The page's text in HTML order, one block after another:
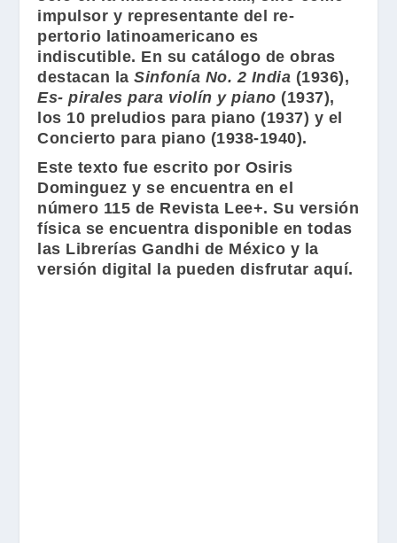
impulsor y representante del re-
pertorio latinoamericano es
indiscutible. En su catálogo de obras
destacan laSinfonía No. 2 India (1936),
Es- pirales para violín y piano (1937),
los 10 preludios para piano (1937) y el
Concierto para piano (1938-1940).
Este texto fue escrito por Osiris
Dominguez y se encuentra en el
número 115 de Revista Lee+. Su versión
física se encuentra disponible en todas
las Librerías Gandhi de México y la
versión digital la pueden disfrutar aquí.